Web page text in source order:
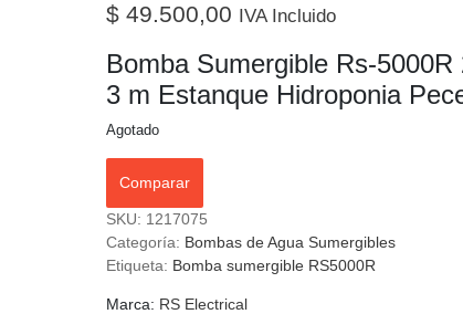
$ 49.500,00 IVA Incluido
Bomba Sumergible Rs-5000R
3 m Estanque Hidroponia
Agotado
Comparar
SKU: 1217075
Categoría: Bombas de Agua Sumergibles
Etiqueta: Bomba sumergible RS5000R
Marca: RS Electrical